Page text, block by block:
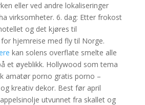
eller ved andre lokaliseringer
virksomheter. 6. dag: Etter frokost
og det kjøres til
hjemreise med fly til Norge.
kan solens overflate smelte alle
et øyeblikk. Hollywood som tema
amatør porno gratis porno –
kreativ dekor. Best før april
utvunnet fra skallet og